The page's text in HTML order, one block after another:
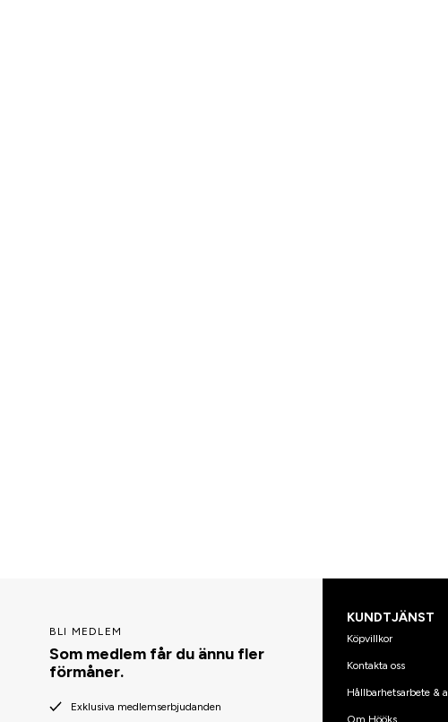
BLI MEDLEM
Som medlem får du ännu fler
förmåner.
Exklusiva medlemserbjudanden
KUNDTJÄNST
Köpvillkor
Kontakta oss
Hållbarhetsarbete &